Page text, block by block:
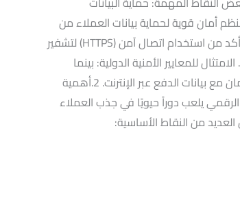
أمان قوية لحماية بيانات العملاء من
الاختراقات والسرقة. استخدام بروتوكول HTTPS:كما تأكد من استخدام اتصال آمن (HTTPS) لتشفير
للمعايير الأمنية الدولية: بينما
تطبيق معايير الأمان العالمية مثل PCI DSS للتعامل بأمان مع بيانات الدفع عبر الإنترنت. 2.أهمية
يلعب دوراً حيويًا في جذب العملاء
من النقاط الأساسية: